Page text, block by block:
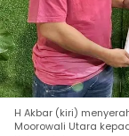
H Akbar (kiri)
Moorowali Utara